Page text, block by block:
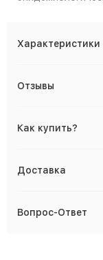
Характеристики
Отзывы
Как купить?
Доставка
Вопрос-Ответ